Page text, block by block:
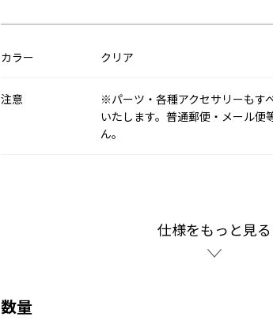
カラー クリア
注意
※パーツ・各種アクセサリーもす
いたします。普通郵便・メール便
ん。
仕様をもっと見る
数量